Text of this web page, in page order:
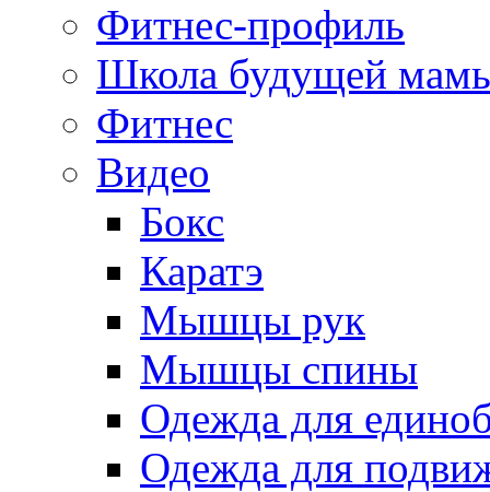
Фитнес-профиль
Школа будущей
Фитнес
Видео
Бокс
Каратэ
Мышцы рук
Мышцы спины
Одежда для
Одежда для